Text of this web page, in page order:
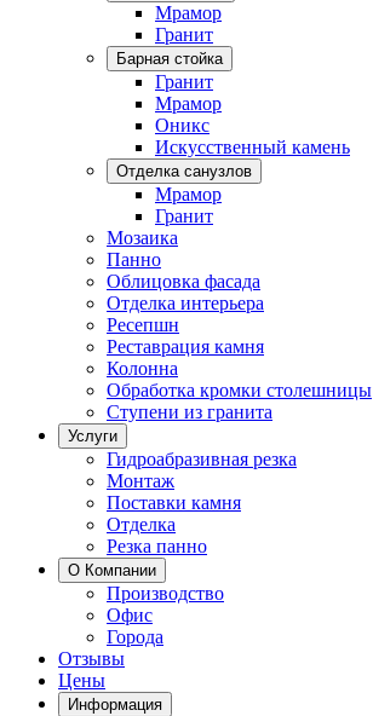
Мрамор
Гранит
Барная стойка
Гранит
Мрамор
Оникс
Искусственный камень
Отделка санузлов
Мрамор
Гранит
Мозаика
Панно
Облицовка фасада
Отделка интерьера
Ресепшн
Реставрация камня
Колонна
Обработка кромки столешницы
Ступени из гранита
Услуги
Гидроабразивная резка
Монтаж
Поставки камня
Отделка
Резка панно
О Компании
Производство
Офис
Города
Отзывы
Цены
Информация